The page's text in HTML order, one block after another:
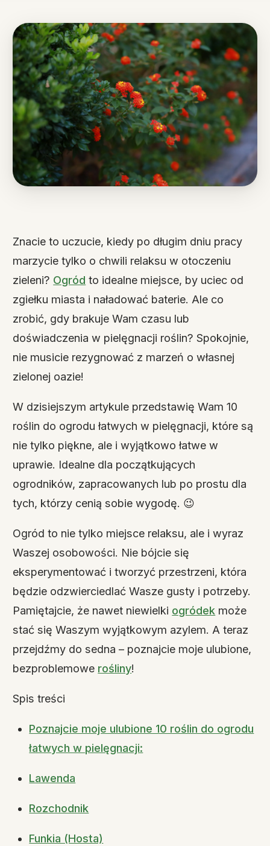
Znacie to uczucie, kiedy po długim dniu pracy
marzycie tylko o chwili relaksu w otoczeniu
zieleni? Ogród to idealne miejsce, by uciec od
zgiełku miasta i naładować baterie. Ale co
zrobić, gdy brakuje Wam czasu lub
doświadczenia w pielęgnacji roślin? Spokojnie,
nie musicie rezygnować z marzeń o własnej
zielonej oazie!
W dzisiejszym artykule przedstawię Wam 10
roślin do ogrodu łatwych w pielęgnacji, które są
nie tylko piękne, ale i wyjątkowo łatwe w
uprawie. Idealne dla początkujących
ogrodników, zapracowanych lub po prostu dla
tych, którzy cenią sobie wygodę. 😉
Ogród to nie tylko miejsce relaksu, ale i wyraz
Waszej osobowości. Nie bójcie się
eksperymentować i tworzyć przestrzeni, która
będzie odzwierciedlać Wasze gusty i potrzeby.
Pamiętajcie, że nawet niewielki ogródek może
stać się Waszym wyjątkowym azylem. A teraz
przejdźmy do sedna – poznajcie moje ulubione,
bezproblemowe rośliny!
Spis treści
Poznajcie moje ulubione 10 roślin do ogrodu
łatwych w pielęgnacji:
Lawenda
Rozchodnik
Funkia (Hosta)